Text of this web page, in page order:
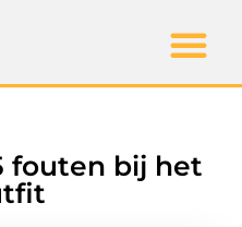
fouten bij het